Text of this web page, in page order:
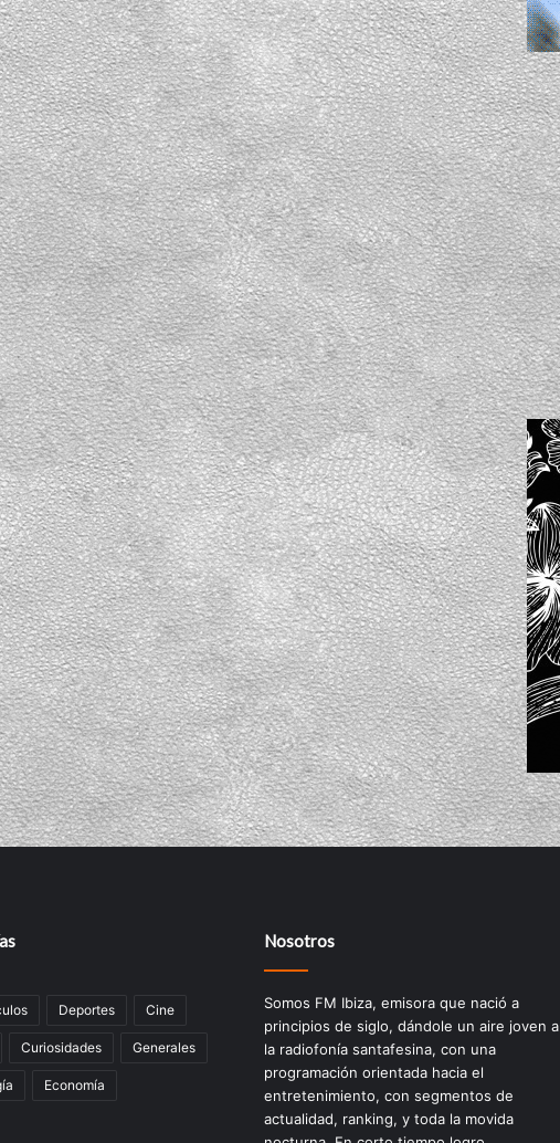
Deportes Cine
Curiosidades Generales
Economía
Nosotros
Somos FM Ibiza, emisora que nació a
principios de siglo, dándole un aire joven a
la radiofonía santafesina, con una
programación orientada hacia el
entretenimiento, con segmentos de
actualidad, ranking, y toda la movida